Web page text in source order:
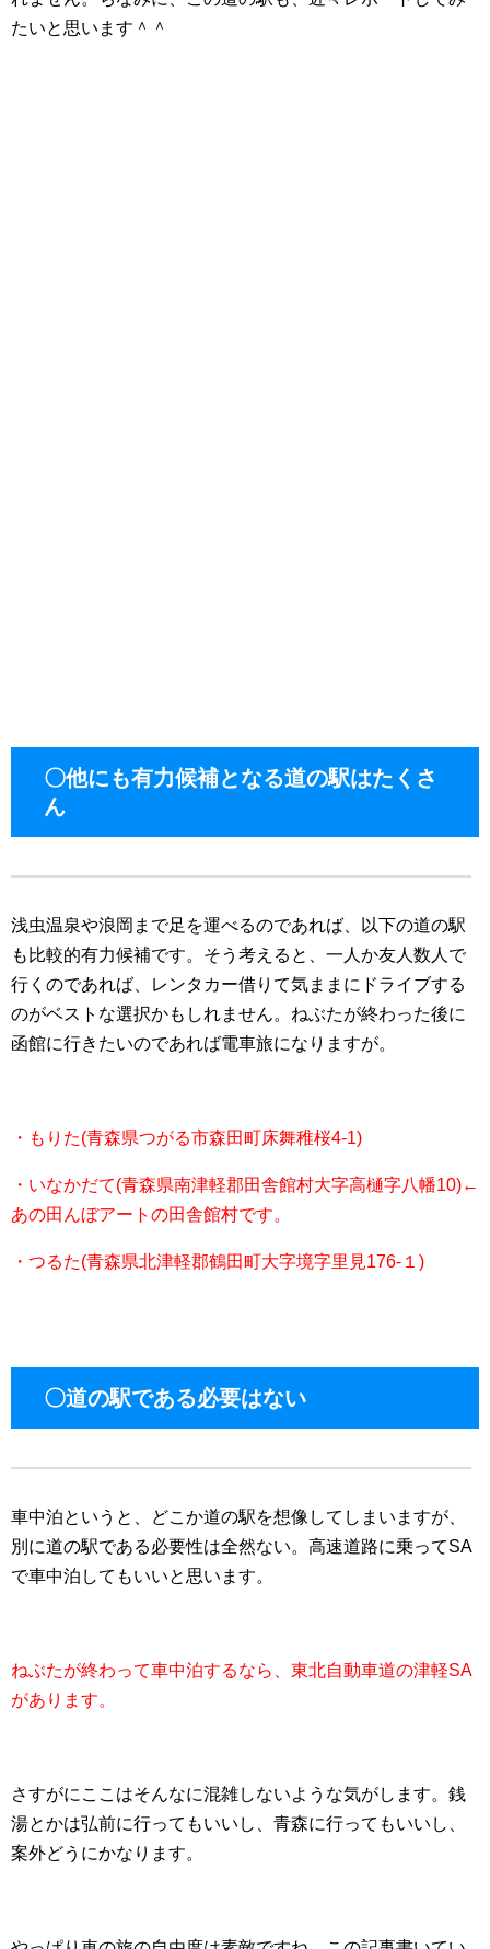
たいと思います＾＾
〇他にも有力候補となる道の駅はたくさ
ん
浅虫温泉や浪岡まで足を運べるのであれば、以下の道の駅
も比較的有力候補です。そう考えると、一人か友人数人で
行くのであれば、レンタカー借りて気ままにドライブする
のがベストな選択かもしれません。ねぶたが終わった後に
函館に行きたいのであれば電車旅になりますが。
・もりた(青森県つがる市森田町床舞稚桜4-1)
・いなかだて(青森県南津軽郡田舎館村大字高樋字八幡10)←
あの田んぼアートの田舎館村です。
・つるた(青森県北津軽郡鶴田町大字境字里見176-１)
〇道の駅である必要はない
車中泊というと、どこか道の駅を想像してしまいますが、
別に道の駅である必要性は全然ない。高速道路に乗ってSA
で車中泊してもいいと思います。
ねぶたが終わって車中泊するなら、東北自動車道の津軽SA
があります。
さすがにここはそんなに混雑しないような気がします。銭
湯とかは弘前に行ってもいいし、青森に行ってもいいし、
案外どうにかなります。